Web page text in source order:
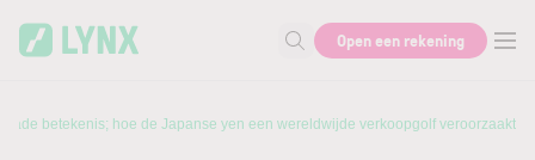
Zoek naar informatie
Open een rekening
trade betekenis; hoe de Japanse yen een wereldwijde verkoopgolf veroorzaakt